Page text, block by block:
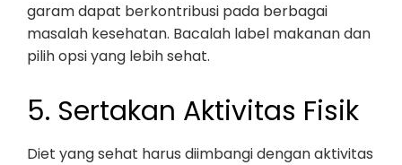
garam dapat berkontribusi pada berbagai
masalah kesehatan. Bacalah label makanan dan
pilih opsi yang lebih sehat.
5. Sertakan Aktivitas Fisik
Diet yang sehat harus diimbangi dengan aktivitas